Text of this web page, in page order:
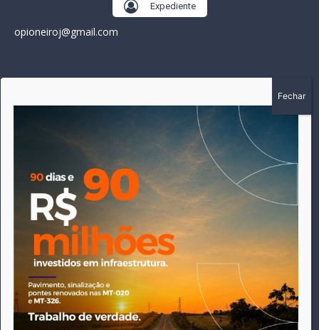
Expediente
opioneiroj@gmail.com
A história do Pioneiro inicia em fevereiro de 2005 em
Canarana - MT, na época, como um jornal impresso semanal,
que chegou a possuir mil assinantes. Durante 15 anos, foram
publicadas 691 edições que narraram os acontecimentos
políticos, policiais e cotidianos de Canarana e região. Fiel a sua
origem, pautado sempre pela busca incessante da
imparcialidade, faz jus a sua logo, com o característico "avião
da praça" de Canarana, sendo o símbolo do
comprometimento deste veículo de comunicação com o
relato dos fatos neste município. Em 06 de dezembro de 2019
circulou a última edição impressa do jornal, que desde então
tem veiculação exclusivamente online.